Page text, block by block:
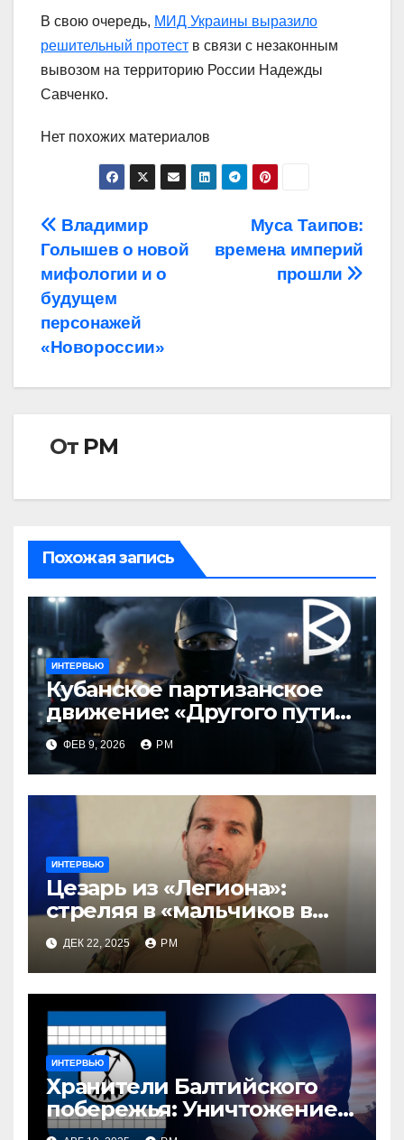
В свою очередь, МИД Украины выразило
решительный протест в связи с незаконным
вывозом на территорию России Надежды
Савченко.
Нет похожих материалов
Навигация
по
записям
Муса Таипов:
времена империй
прошли
Владимир
Голышев о новой
мифологии и о
будущем
персонажей
«Новороссии»
От РМ
Похожая запись
ИНТЕРВЬЮ
Кубанское партизанское
движение: «Другого пути
нет»
ФЕВ 9, 2026 РМ
ИНТЕРВЬЮ
Цезарь из «Легиона»:
стреляя в «мальчиков в
трусиках», мы установим
демократию в России
ДЕК 22, 2025 РМ
ИНТЕРВЬЮ
Хранители Балтийского
побережья: Уничтожение
диктатуры и защита